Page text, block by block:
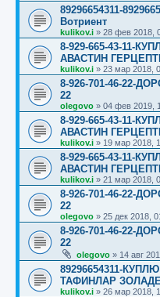
89296654311-
Вотриент
kulikov.i » 28 фев 2018,
8-929-665-43-11-
АВАСТИН
kulikov.i » 23 мар 2018,
8-926-701-46-22-
22
olegovo » 04 фев 2019,
8-929-665-43-11-
АВАСТИН
kulikov.i » 19 мар 2018,
8-929-665-43-11-
АВАСТИН
kulikov.i » 21 мар 2018,
8-926-701-46-22-
22
olegovo » 25 дек 2018,
8-926-701-46-22-
22
olegovo » 14 авг
89296654311-
ТАФИНЛАР
kulikov.i » 26 мар 2018,